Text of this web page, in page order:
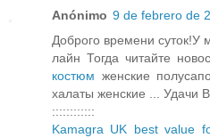
Anónimo 9 de febrero de
Доброго времени суток!У
лайн Тогда читайте
костюм женские
халаты женские ... Удачи
::::::::::::
Kamagra UK best value